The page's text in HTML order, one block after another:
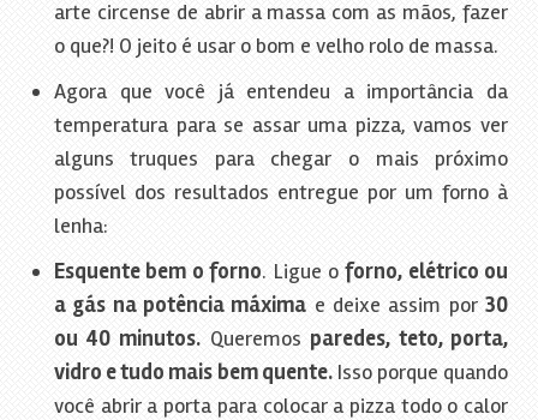
arte circense de abrir a massa com as mãos, fazer
o que?! O jeito é usar o bom e velho rolo de massa.
Agora que você já entendeu a importância da
temperatura para se assar uma pizza, vamos ver
alguns truques para chegar o mais próximo
possível dos resultados entregue por um forno à
lenha:
Esquente bem o forno. Ligue oforno, elétrico ou
a gás na potência máxima e deixe assim por30
ou 40 minutos. Queremos paredes, teto, porta,
vidro e tudo mais bem quente.Isso porque quando
você abrir a porta para colocar a pizza todo o calor